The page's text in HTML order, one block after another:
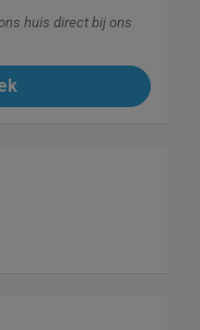
huis direct bij ons